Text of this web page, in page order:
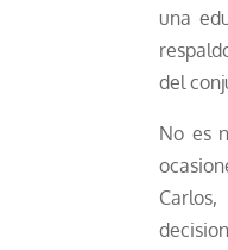
una
del
No es